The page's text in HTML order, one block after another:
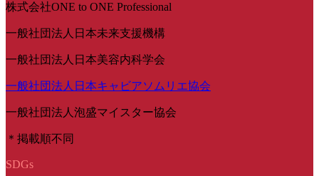
株式会社ONE to ONE Professional
一般社団法人日本未来支援機構
一般社団法人日本美容内科学会
一般社団法人日本キャビアソムリエ協会
一般社団法人泡盛マイスター協会
＊掲載順不同
SDGs